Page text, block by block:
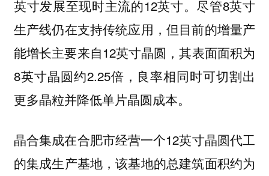
英寸发展至现时主流的12英寸。尽管8英寸
生产线仍在支持传统应用，但目前的增量产
能增长主要来自12英寸晶圆，其表面面积为
8英寸晶圆约2.25倍，良率相同时可切割出
更多晶粒并降低单片晶圆成本。
晶合集成在合肥市经营一个12英寸晶圆代工
的集成生产基地，该基地的总建筑面积约为